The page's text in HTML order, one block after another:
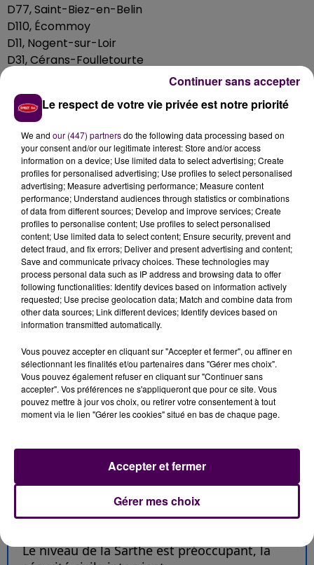
D77, Saint-Biez-en-Belin
D110, Écommoy
D11, Nogent-sur-Loir
D31, Cérans-Foulletourte
département de la Sarthe qu'en"vigilance jaune"vis-
à-vis du risque de crues pour cette journée du lundi 27
janvier. Les voisins de la Mayenne, du Maine-et-Loire et
de l'Orne sont en revanche sous"vigilance orange
... A LIRE AUSSI :
Le respect de votre vie privée est notre priorité
We and our (447) partnersdo the following data processing based on
your consent and/or our legitimate interest: Store and/or access
information on a device; Use limited data to select advertising; Create
profiles for personalised advertising; Use profiles to select personalised
advertising; Measure advertising performance; Measure content
performance; Understand audiences through statistics or combinations
of data from different sources; Develop and improve services; Create
profiles to personalise content; Use profiles to select personalised
content; Use limited data to select content; Ensure security, prevent and
detect fraud, and fix errors; Deliver and present advertising and content;
Save and communicate privacy choices. These technologies may
process personal data such as IP address and browsing data to offer
following functionalities: Identify devices based on information actively
requested; Use precise geolocation data; Match and combine data from
other data sources; Link different devices; Identify devices based on
information transmitted automatically.
Vous pouvez accepter en cliquant sur "Accepter et fermer", ou affiner en
sélectionnant les finalités et/ou partenaires dans "Gérer mes choix".
Vous pouvez également refuser en cliquant sur "Continuer sans
accepter". Vos préférences ne s'appliqueront que pour ce site. Vous
pouvez mettre à jour vos choix, ou retirer votre consentement à tout
moment via le lien "Gérer les cookies" situé en bas de chaque page.
Gérer mes choix
Accepter et fermer
Continuer sans accepter